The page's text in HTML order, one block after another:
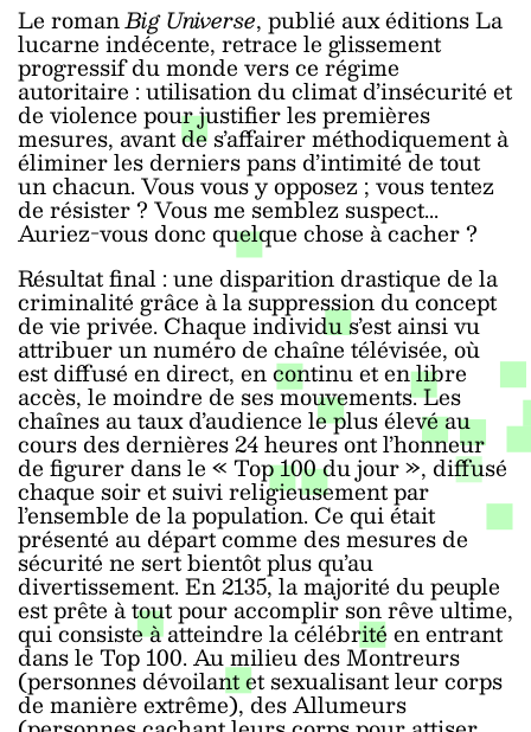
Le romanBig Universe, publié aux éditions La
lucarne indécente, retrace le glissement
progressif du monde vers ce régime
autoritaire : utilisation du climat d’insécurité et
de violence pour justifier les premières
mesures, avant de s’affairer méthodiquement à
éliminer les derniers pans d’intimité de tout
un chacun. Vous vous y opposez ; vous tentez
de résister ? Vous me semblez suspect...
Auriez-vous donc quelque chose à cacher ?
Résultat final : une disparition drastique de la
criminalité grâce à la suppression du concept
de vie privée. Chaque individu s’est ainsi vu
attribuer un numéro de chaîne télévisée, où
est diffusé en direct, en continu et en libre
accès, le moindre de ses mouvements. Les
chaînes au taux d’audience le plus élevé au
cours des dernières 24 heures ont l’honneur
de figurer dans le « Top 100 du jour », diffusé
chaque soir et suivi religieusement par
l’ensemble de la population. Ce qui était
présenté au départ comme des mesures de
sécurité ne sert bientôt plus qu’au
divertissement. En 2135, la majorité du peuple
est prête à tout pour accomplir son rêve ultime,
qui consiste à atteindre la célébrité en entrant
dans le Top 100. Au milieu des Montreurs
(personnes dévoilant et sexualisant leur corps
de manière extrême), des Allumeurs